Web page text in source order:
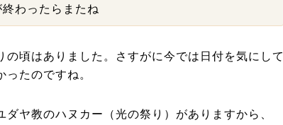
わったらまたね
の頃はありました。さすがに今では日付を気にして
たのですね。
ヤ教のハヌカー（光の祭り）がありますから、